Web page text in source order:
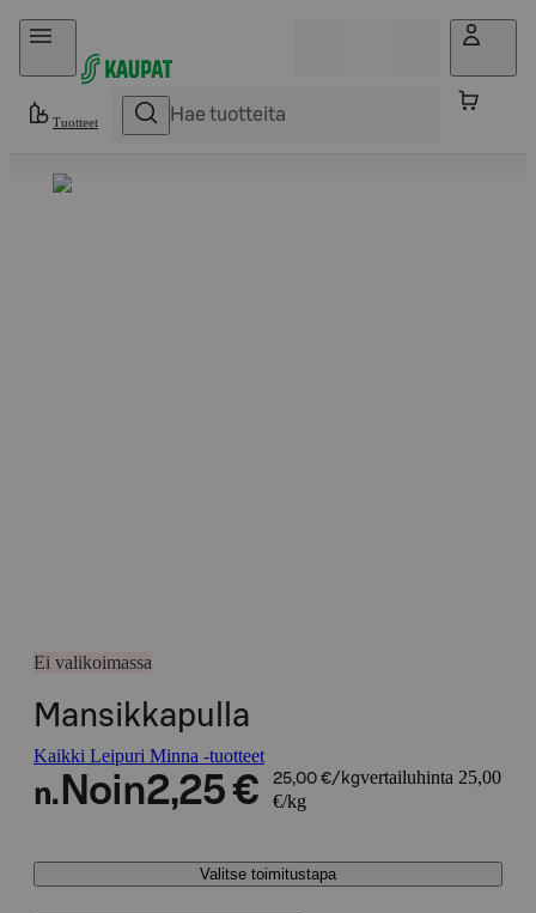
Hyppää sisältöön
Tuotteet
Ei valikoimassa
Mansikkapulla
Kaikki Leipuri Minna -tuotteet
n. Noin2,25 € 25,00 €/kgvertailuhinta 25,00
€/kg
Valitse toimitustapa